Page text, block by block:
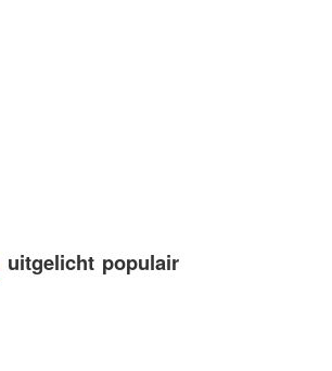
uitgelicht populair